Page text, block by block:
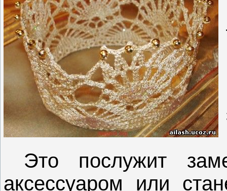
Это послужит
аксессуаром или